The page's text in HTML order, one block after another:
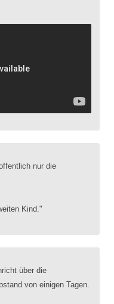
nur die
Kind."
über die
von einigen Tagen.